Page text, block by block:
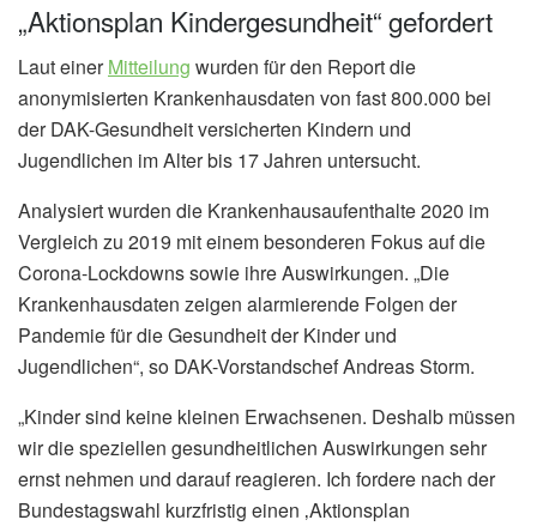
„Aktionsplan Kindergesundheit“ gefordert
Laut einerMitteilung wurden für den Report die
anonymisierten Krankenhausdaten von fast 800.000 bei
der DAK-Gesundheit versicherten Kindern und
Jugendlichen im Alter bis 17 Jahren untersucht.
Analysiert wurden die Krankenhausaufenthalte 2020 im
Vergleich zu 2019 mit einem besonderen Fokus auf die
Corona-Lockdowns sowie ihre Auswirkungen. „Die
Krankenhausdaten zeigen alarmierende Folgen der
Pandemie für die Gesundheit der Kinder und
Jugendlichen“, so DAK-Vorstandschef Andreas Storm.
„Kinder sind keine kleinen Erwachsenen. Deshalb müssen
wir die speziellen gesundheitlichen Auswirkungen sehr
ernst nehmen und darauf reagieren. Ich fordere nach der
Bundestagswahl kurzfristig einen ‚Aktionsplan